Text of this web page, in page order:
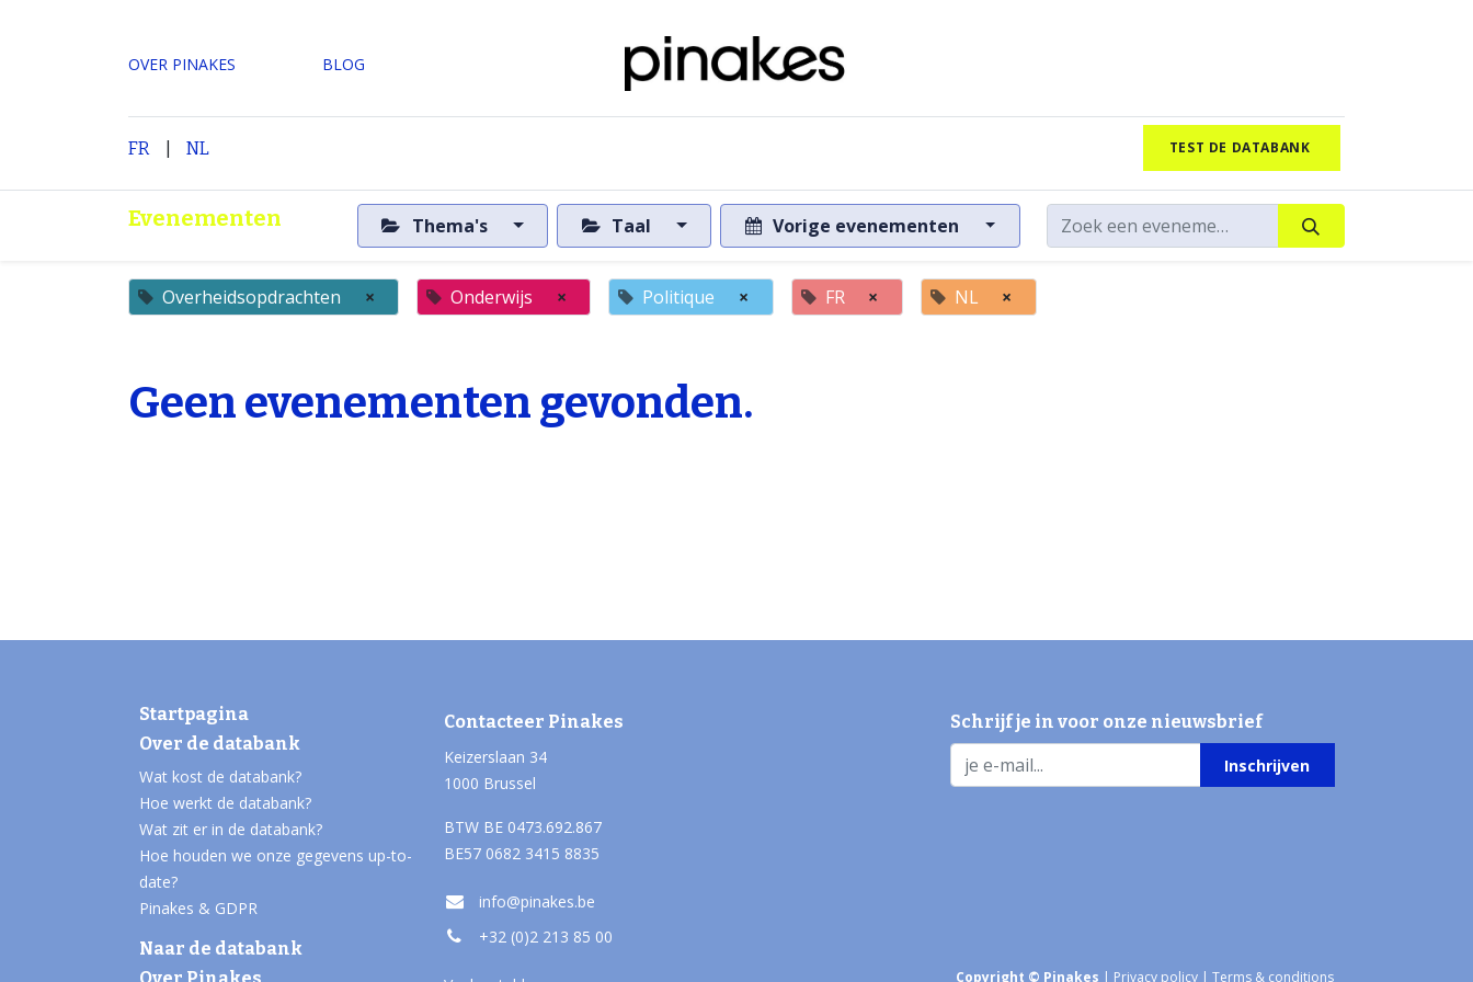
OVER PINAKES ​BLOG
FR | NL TEST DE DATABANK
Evenementen Thema's Taal Vorige evenementen
Overheidsopdrachten × Onderwijs × Politique × FR × NL ×
Geen evenementen gevonden.
Startpagina
Over de databank
Wat kost de databank?
Hoe werkt de databank?
Wat zit er in de databank?
Hoe houden we onze gegevens up-to-
date?
Pinakes & GDPR
Naar de databank
Over Pinakes
Contacteer Pinakes
Keizerslaan 34
1000 Brussel
BTW BE 0473.692.867
BE57 0682 3415 8835
info@pinakes.be
+32 (0)2 213 85 00
Schrijf je in voor onze nieuwsbrief
Inschrijven
Copyright © Pinakes | Privacy policy | Terms & conditions